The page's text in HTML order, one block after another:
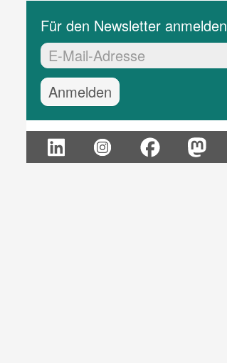
Für den Newsletter anmelden
EMail-Adresse:*